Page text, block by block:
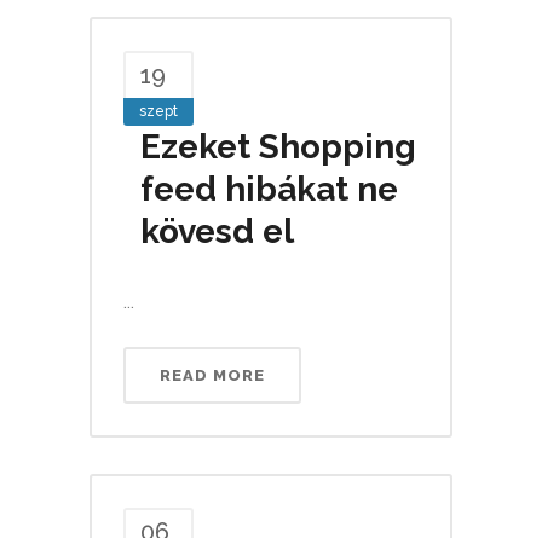
19
szept
Ezeket Shopping
feed hibákat ne
kövesd el
READ MORE
06